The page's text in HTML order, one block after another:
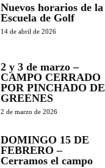
Nuevos horarios de la
Escuela de Golf
14 de abril de 2026
2 y 3 de marzo –
CAMPO CERRADO
POR PINCHADO DE
GREENES
2 de marzo de 2026
DOMINGO 15 DE
FEBRERO –
Cerramos el campo